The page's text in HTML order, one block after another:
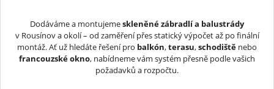
Dodáváme a montujemeskleněné zábradlí a balustrády
v Rousínov a okolí – od zaměření přes statický výpočet až po finální
montáž. Ať už hledáte řešení pro balkón,terasu,schodiště nebo
francouzské okno, nabídneme vám systém přesně podle vašich
požadavků a rozpočtu.